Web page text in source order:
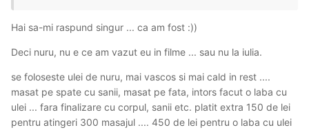
Hai sa-mi raspund singur ... ca am fost :))
Deci nuru, nu e ce am vazut eu in filme ... sau nu la iulia.
se foloseste ulei de nuru, mai vascos si mai cald in rest ....
masat pe spate cu sanii, masat pe fata, intors facut o laba cu
ulei ... fara finalizare cu corpul, sanii etc. platit extra 150 de lei
pentru atingeri 300 masajul .... 450 de lei pentru o laba cu ulei